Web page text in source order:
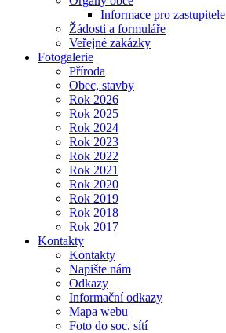
Informace pro zastupitele
Žádosti a formuláře
Veřejné zakázky
Fotogalerie
Příroda
Obec, stavby
Rok 2026
Rok 2025
Rok 2024
Rok 2023
Rok 2022
Rok 2021
Rok 2020
Rok 2019
Rok 2018
Rok 2017
Kontakty
Kontakty
Napište nám
Odkazy
Informační odkazy
Mapa webu
Foto do soc. sítí